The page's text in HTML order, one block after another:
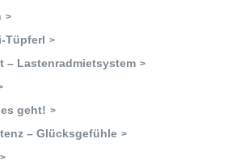
Tüpferl
– Lastenradmietsystem
geht!
– Glücksgefühle